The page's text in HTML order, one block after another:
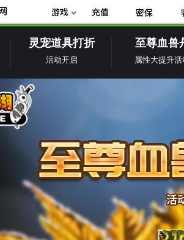
灵宠道具打折
活动开启
至尊血兽
属性大提升活